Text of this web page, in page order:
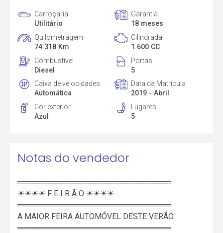
Carroçaria
Utilitário
Garantia
18 meses
Quilometragem
74.318 Km
Cilindrada
1.600 CC
Combustível
Diesel
Portas
5
Caixa de velocidades
Automática
Data da Matrícula
2019 - Abril
Cor exterior
Azul
Lugares
5
Notas do vendedor
════════════════════════════
☀☀☀☀ F E I R Ã O ☀☀☀☀
════════════════════════════
A MAIOR FEIRA AUTOMÓVEL DESTE VERÃO
════════════════════════════